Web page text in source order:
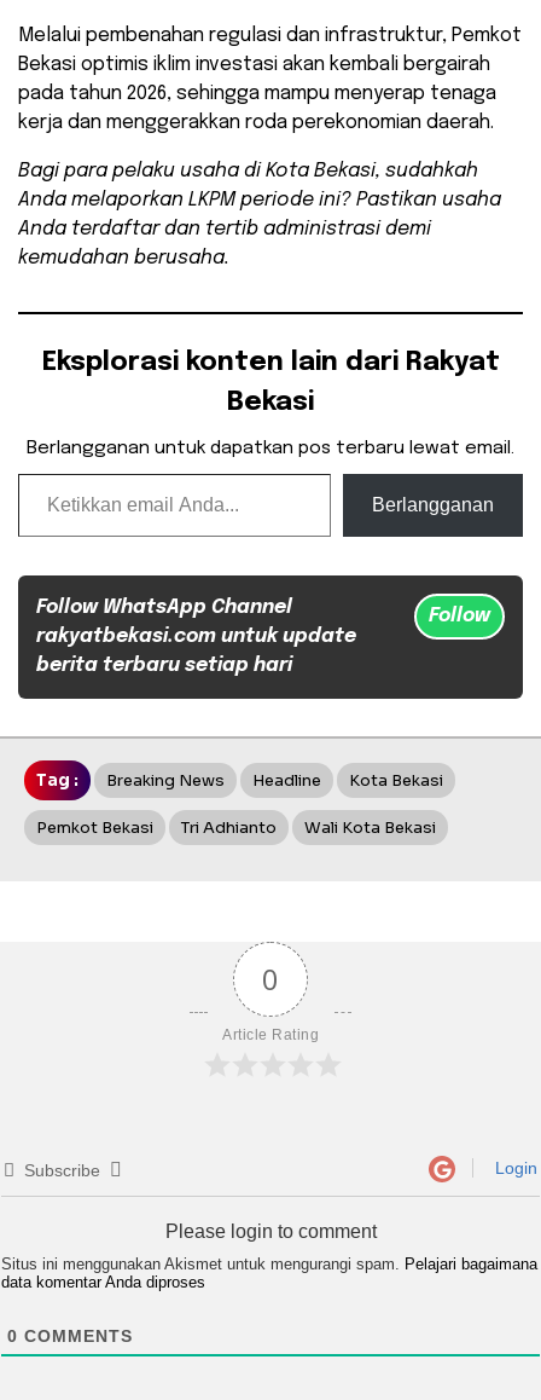
Melalui pembenahan regulasi dan infrastruktur, Pemkot
Bekasi optimis iklim investasi akan kembali bergairah
pada tahun 2026, sehingga mampu menyerap tenaga
kerja dan menggerakkan roda perekonomian daerah.
Bagi para pelaku usaha di Kota Bekasi, sudahkah
Anda melaporkan LKPM periode ini? Pastikan usaha
Anda terdaftar dan tertib administrasi demi
kemudahan berusaha.
Eksplorasi konten lain dari Rakyat
Bekasi
Berlangganan untuk dapatkan pos terbaru lewat email.
Ketikkan email Anda...
Berlangganan
Follow WhatsApp Channel
rakyatbekasi.com untuk update
berita terbaru setiap hari
Follow
Tag : Breaking News Headline Kota Bekasi
Pemkot Bekasi Tri Adhianto Wali Kota Bekasi
0
Article Rating
Subscribe Login
Please login to comment
Situs ini menggunakan Akismet untuk mengurangi spam. Pelajari bagaimana
data komentar Anda diproses
0 COMMENTS